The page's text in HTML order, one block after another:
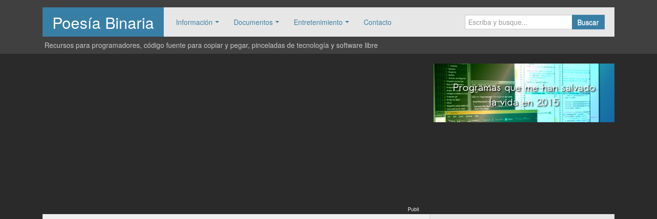
Poesía Binaria Información Documentos Entretenimiento Contacto Buscar
Recursos para programadores, código fuente para copiar y pegar, pinceladas de tecnología y software libre
Publi